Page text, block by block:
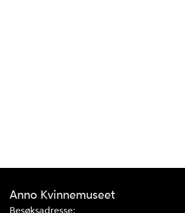
Anno Kvinnemuseet